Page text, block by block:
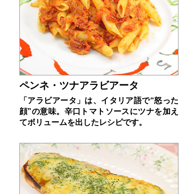
ペンネ・ツナアラビアータ
「アラビアータ」は、イタリア語で“怒った
顔”の意味。辛口トマトソースにツナを加え
てボリュームを出したレシピです。